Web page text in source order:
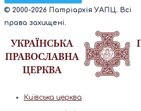
© 2000-2026 Патріархія УАПЦ. Всі
права захищені.
Київська церква